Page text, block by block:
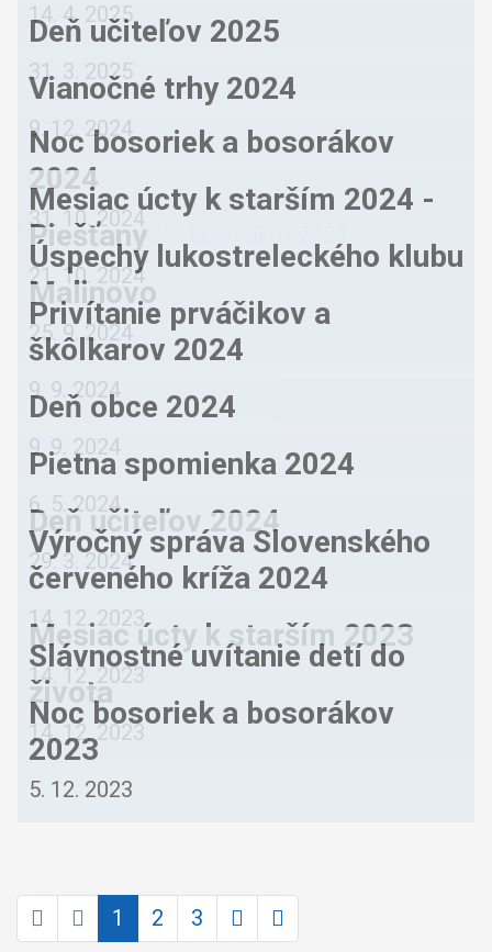
14. 4. 2025
Deň učiteľov 2025
31. 3. 2025
Vianočné trhy 2024
9. 12. 2024
Noc bosoriek a bosorákov
2024
31. 10. 2024
Mesiac úcty k starším 2024 -
Piešťany
21. 10. 2024
Úspechy lukostreleckého klubu
Malinovo
25. 9. 2024
Privítanie prváčikov a
škôlkarov 2024
9. 9. 2024
Deň obce 2024
9. 9. 2024
Pietna spomienka 2024
6. 5. 2024
Deň učiteľov 2024
29. 3. 2024
Výročný správa Slovenského
červeného kríža 2024
14. 12. 2023
Mesiac úcty k starším 2023
14. 12. 2023
Slávnostné uvítanie detí do
života
14. 12. 2023
Noc bosoriek a bosorákov
2023
5. 12. 2023
1 2 3